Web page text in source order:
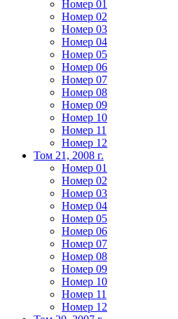
Номер 01
Номер 02
Номер 03
Номер 04
Номер 05
Номер 06
Номер 07
Номер 08
Номер 09
Номер 10
Номер 11
Номер 12
Том 21, 2008 г.
Номер 01
Номер 02
Номер 03
Номер 04
Номер 05
Номер 06
Номер 07
Номер 08
Номер 09
Номер 10
Номер 11
Номер 12